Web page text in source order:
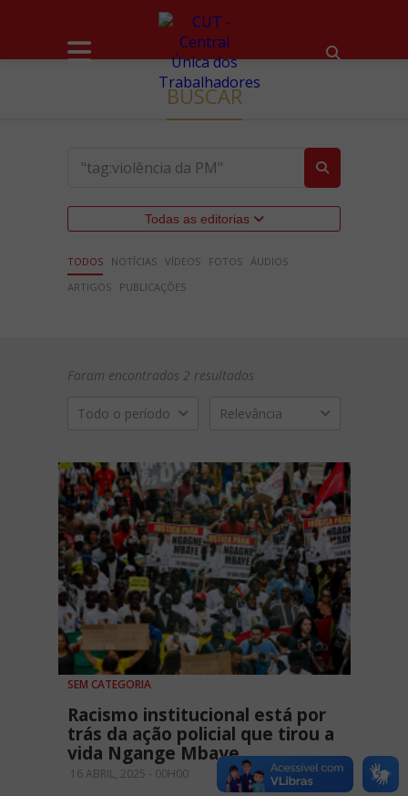
BUSCAR
Todas as editorias
TODOS NOTÍCIAS VÍDEOS FOTOS ÁUDIOS
ARTIGOS
PUBLICAÇÕES
Foram encontrados 2 resultados
Todo o período Relevância
SEM CATEGORIA
Racismo institucional está por
trás da ação policial que tirou a
vida Ngange Mbaye
16 ABRIL, 2025 - 00H00